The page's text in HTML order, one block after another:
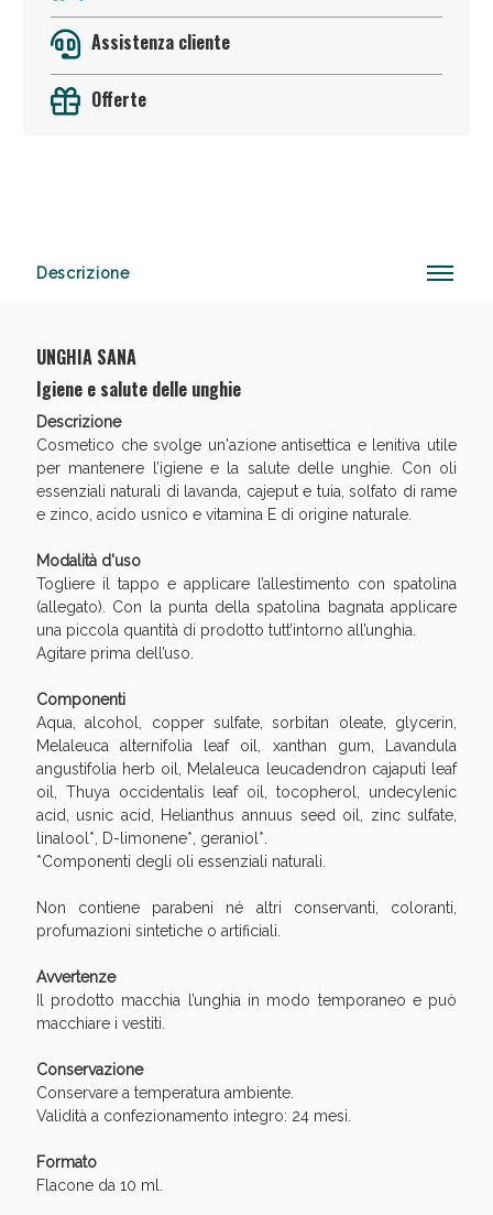
Assistenza cliente
Offerte
Descrizione
UNGHIA SANA
Igiene e salute delle unghie
Descrizione
Cosmetico che svolge un'azione antisettica e lenitiva utile
per mantenere l’igiene e la salute delle unghie. Con oli
essenziali naturali di lavanda, cajeput e tuia, solfato di rame
e zinco, acido usnico e vitamina E di origine naturale.
Modalità d'uso
Togliere il tappo e applicare l’allestimento con spatolina
(allegato). Con la punta della spatolina bagnata applicare
una piccola quantità di prodotto tutt’intorno all’unghia.
Agitare prima dell’uso.
Componenti
Aqua, alcohol, copper sulfate, sorbitan oleate, glycerin,
Melaleuca alternifolia leaf oil, xanthan gum, Lavandula
angustifolia herb oil, Melaleuca leucadendron cajaputi leaf
oil, Thuya occidentalis leaf oil, tocopherol, undecylenic
acid, usnic acid, Helianthus annuus seed oil, zinc sulfate,
linalool*, D-limonene*, geraniol*.
*Componenti degli oli essenziali naturali.
Non contiene parabeni né altri conservanti, coloranti,
profumazioni sintetiche o artificiali.
Avvertenze
Il prodotto macchia l’unghia in modo temporaneo e può
macchiare i vestiti.
Conservazione
Conservare a temperatura ambiente.
Validità a confezionamento integro: 24 mesi.
Formato
Flacone da 10 ml.
Sconto fino al 55% disponibile oggi!
Vie Urinarie e Prostata: Sconti fino al 45% oggi!